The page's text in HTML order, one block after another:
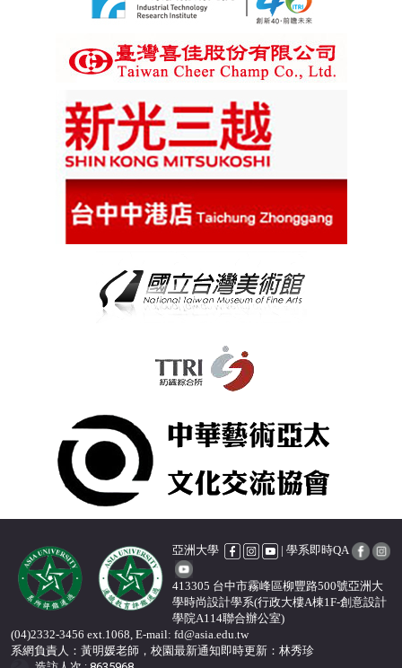
亞洲大學 | 學系即時QA
413305 台中市霧峰區柳豐路500號亞洲大
學時尚設計學系(行政大樓A棟1F-創意設計
學院A114聯合辦公室)
(04)2332-3456 ext.1068, E-mail: fd@asia.edu.tw
系網負責人：黃明媛老師，校園最新通知即時更新 ：林秀珍